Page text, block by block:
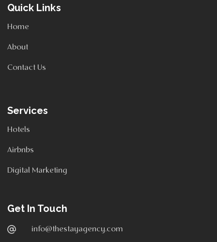
Quick Links
Home
About
Contact Us
Services
Hotels
Airbnbs
Digital Marketing
Get In Touch
info@thestayagency.com